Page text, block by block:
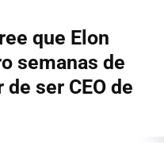
que Elon
semanas de
ser CEO de